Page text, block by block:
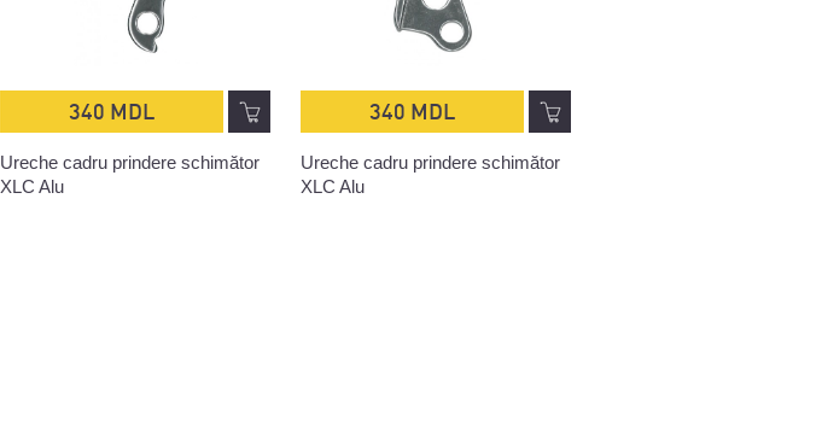
340 MDL
Ureche cadru prindere schimător
XLC Alu
340 MDL
Ureche cadru prindere schimător
XLC Alu